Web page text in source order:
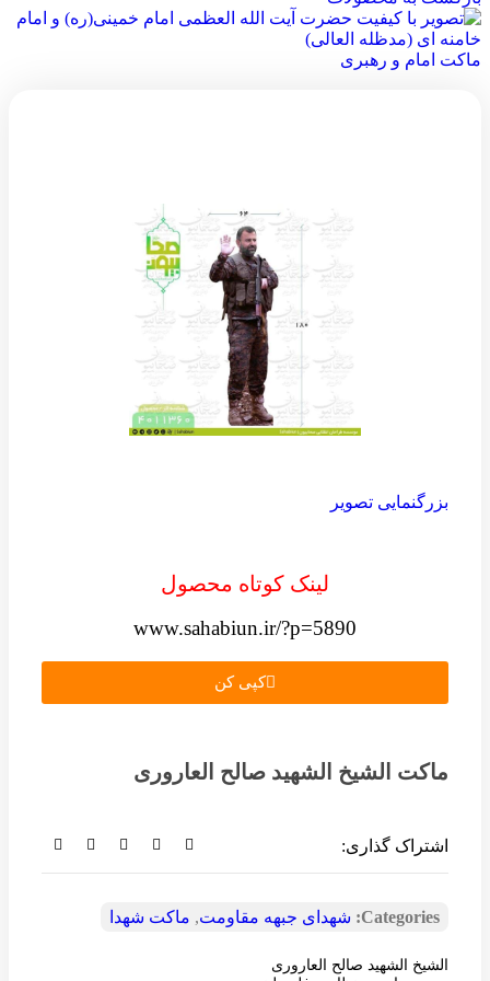
ماکت امام و رهبری
بزرگنمایی تصویر
لینک کوتاه محصول
www.sahabiun.ir/?p=5890
کپی کن
ماکت الشیخ الشهید صالح العاروری
اشتراک گذاری:
Categories: شهدای جبهه مقاومت, ماکت شهدا
الشیخ الشهید صالح العاروری